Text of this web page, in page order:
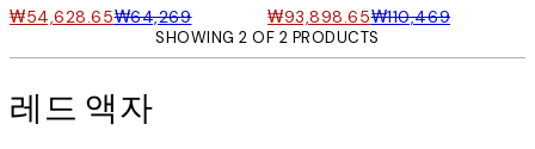
₩54,628.65₩64,269 ₩93,898.65₩110,469
SHOWING 2 OF 2 PRODUCTS
레드 액자